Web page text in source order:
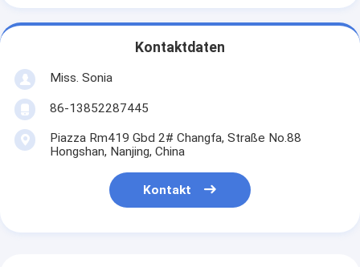
Kontaktdaten
Miss. Sonia
86-13852287445
Piazza Rm419 Gbd 2# Changfa, Straße No.88
Hongshan, Nanjing, China
Kontakt